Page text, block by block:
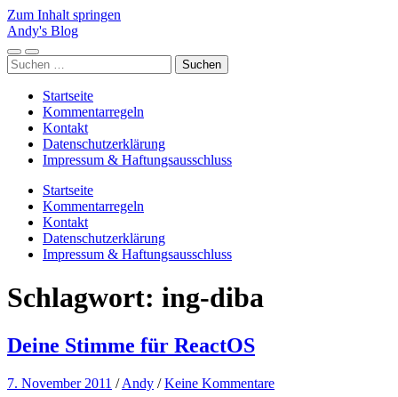
Zum Inhalt springen
Andy's Blog
Mobile-
Menü
Suchfeld
ein-/ausblenden
Suchen
nach:
Startseite
Kommentarregeln
Kontakt
Datenschutzerklärung
Impressum & Haftungsausschluss
Startseite
Kommentarregeln
Kontakt
Datenschutzerklärung
Impressum & Haftungsausschluss
Schlagwort: ing-diba
Deine Stimme für ReactOS
7. November 2011 /Andy /Keine Kommentare